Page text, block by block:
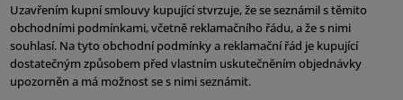
Uzavřením kupní smlouvy kupující stvrzuje, že se seznámil s těmito
obchodními podmínkami, včetně reklamačního řádu, a že s nimi
souhlasí. Na tyto obchodní podmínky a reklamační řád je kupující
dostatečným způsobem před vlastním uskutečněním objednávky
upozorněn a má možnost se s nimi seznámit.